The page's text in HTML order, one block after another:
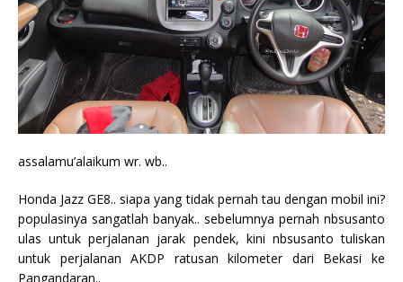
assalamu’alaikum wr. wb..
Honda Jazz GE8.. siapa yang tidak pernah tau dengan mobil ini?
populasinya sangatlah banyak.. sebelumnya pernah nbsusanto
ulas untuk perjalanan jarak pendek, kini nbsusanto tuliskan
untuk perjalanan AKDP ratusan kilometer dari Bekasi ke
Pangandaran..